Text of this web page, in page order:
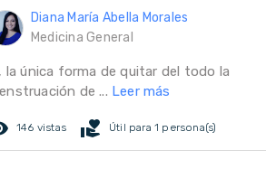
Diana María Abella Morales
Medicina General
la única forma de quitar del todo la
de ... Leer más
146 vistas volunteer_activism Útil para 1 persona(s)